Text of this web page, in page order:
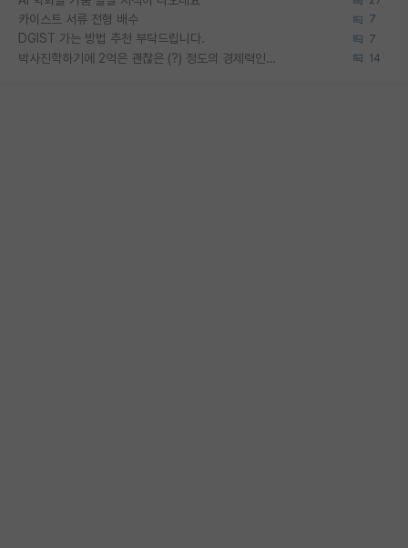
카이스트 서류 전형 배수 7
DGIST 가는 방법 추천 부탁드립니다. 7
박사진학하기에 2억은 괜찮은 (?) 정도의 경제력인가요 14